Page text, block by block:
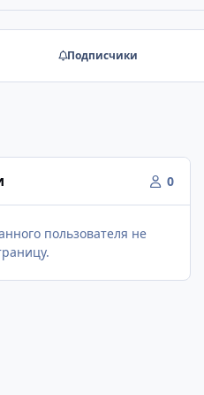
Подписчики
0
пользователя не